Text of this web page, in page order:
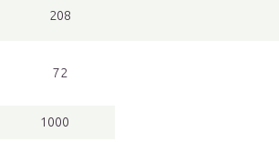
208
72
1000